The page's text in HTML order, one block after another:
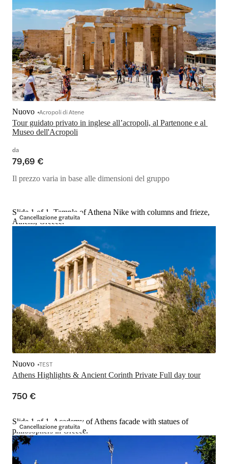
Tour guidato privato in inglese all’acropoli, al Partenone e al
Museo dell'Acropoli
Nuovo Acropoli di Atene
da
79,69 €
Il prezzo varia in base alle dimensioni del gruppo
Cancellazione gratuita
Slide 1 of 1, Temple of Athena Nike with columns and frieze,
Athens, Greece.
Athens Highlights & Ancient Corinth Private Full day tour
Nuovo TEST
750 €
Cancellazione gratuita
Slide 1 of 1, Academy of Athens facade with statues of
philosophers in Greece.